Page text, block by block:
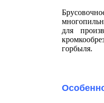
для
горбыля.